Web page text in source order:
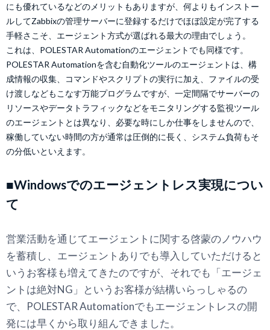
にも優れているなどのメリットもありますが、何よりもインストー
ルしてZabbixの管理サーバーに登録するだけでほぼ設定が完了する
手軽さこそ、エージェント方式が選ばれる最大の理由でしょう。
これは、POLESTAR Automationのエージェントでも同様です。
POLESTAR Automationを含む自動化ツールのエージェントは、構
成情報の収集、コマンドやスクリプトの実行に加え、ファイルの受
け渡しなどもこなす万能プログラムですが、一定間隔でサーバーの
リソースやデータトラフィックなどをモニタリングする監視ツール
のエージェントとは異なり、必要な時にしか仕事をしませんので、
稼働していない時間の方が通常は圧倒的に長く、システム負荷もそ
の分低いといえます。
■Windowsでのエージェントレス実現につい
て
営業活動を通じてエージェントに関する啓蒙のノウハウ
を蓄積し、エージェントありでも導入していただけると
いうお客様も増えてきたのですが、それでも「エージェ
ントは絶対NG」というお客様が結構いらっしゃるの
で、POLESTAR Automationでもエージェントレスの開
発には早くから取り組んできました。